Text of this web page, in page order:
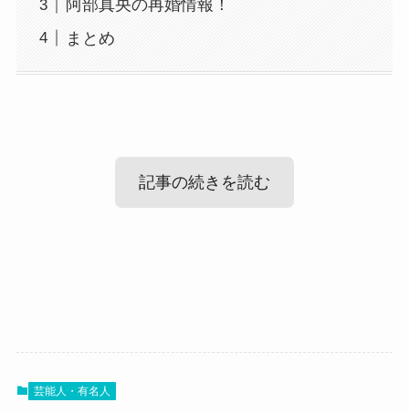
阿部真央の再婚情報！
まとめ
記事の続きを読む
動を続けています！
か？芸能人・有名人